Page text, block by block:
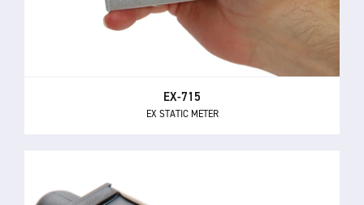
EX-715
EX STATIC METER